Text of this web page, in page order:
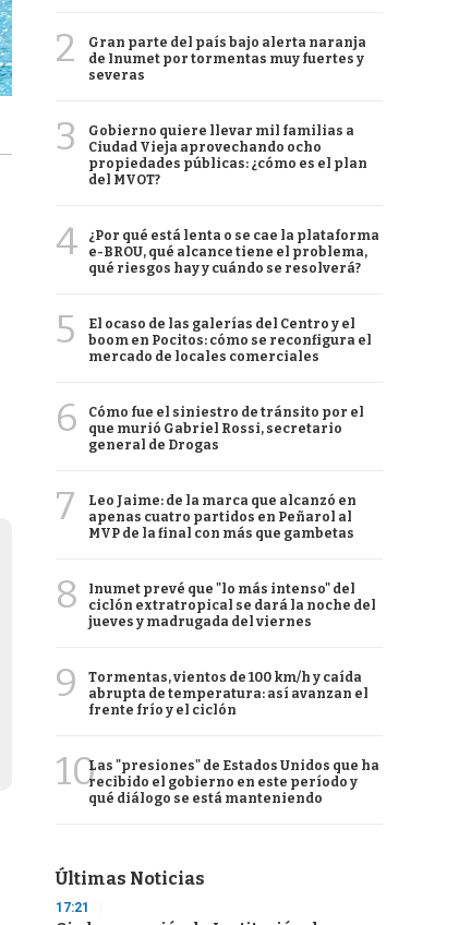
2
Gran parte del país bajo alerta naranja
de Inumet por tormentas muy fuertes y
severas
3
Gobierno quiere llevar mil familias a
Ciudad Vieja aprovechando ocho
propiedades públicas: ¿cómo es el plan
del MVOT?
4
¿Por qué está lenta o se cae la plataforma
e-BROU, qué alcance tiene el problema,
qué riesgos hay y cuándo se resolverá?
5
El ocaso de las galerías del Centro y el
boom en Pocitos: cómo se reconfigura el
mercado de locales comerciales
6
Cómo fue el siniestro de tránsito por el
que murió Gabriel Rossi, secretario
general de Drogas
7
Leo Jaime: de la marca que alcanzó en
apenas cuatro partidos en Peñarol al
MVP de la final con más que gambetas
8
Inumet prevé que "lo más intenso" del
ciclón extratropical se dará la noche del
jueves y madrugada del viernes
9
Tormentas, vientos de 100 km/h y caída
abrupta de temperatura: así avanzan el
frente frío y el ciclón
10Las "presiones" de Estados Unidos que ha
recibido el gobierno en este período y
qué diálogo se está manteniendo
Últimas Noticias
17:21